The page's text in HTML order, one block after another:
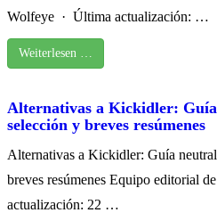
Wolfeye · Última actualización: …
Weiterlesen …
Alternativas a Kickidler:
selección y breves resúmenes
Alternativas a Kickidler: Guía
breves resúmenes Equipo editorial
actualización: 22 …